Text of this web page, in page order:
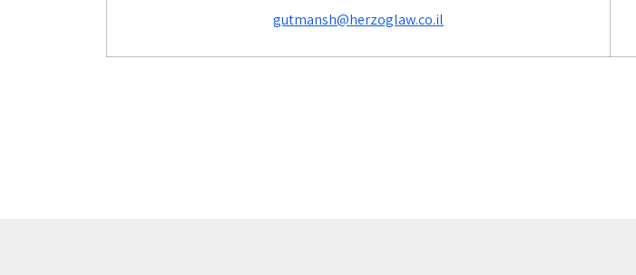
gutmansh@herzoglaw.co.il